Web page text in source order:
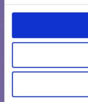
Energia (Kcal)
Tłuszcz